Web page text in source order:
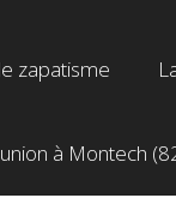
zapatisme
à Montech